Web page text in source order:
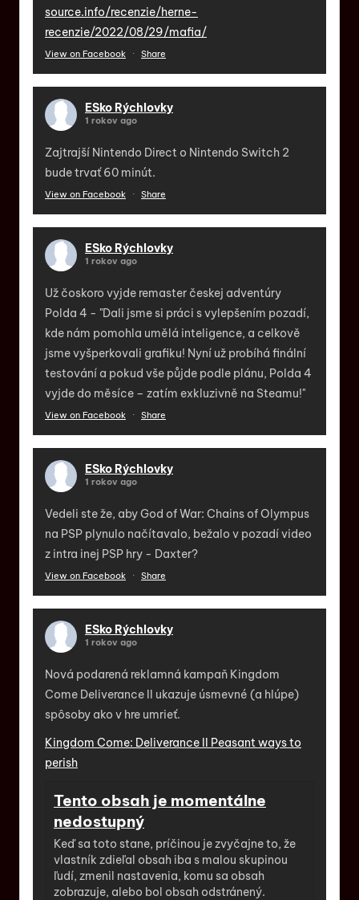
source.info/recenzie/herne-
recenzie/2022/08/29/mafia/
View on Facebook · Share
ESko Rýchlovky
1 rokov ago
Zajtrajší Nintendo Direct o Nintendo Switch 2
bude trvať 60 minút.
View on Facebook · Share
ESko Rýchlovky
1 rokov ago
Už čoskoro vyjde remaster českej adventúry
Polda 4 - "Dali jsme si práci s vylepšením pozadí,
kde nám pomohla umělá inteligence, a celkově
jsme vyšperkovali grafiku! Nyní už probíhá finální
testování a pokud vše půjde podle plánu, Polda 4
vyjde do měsíce – zatím exkluzivně na Steamu!"
View on Facebook · Share
ESko Rýchlovky
1 rokov ago
Vedeli ste že, aby God of War: Chains of Olympus
na PSP plynulo načítavalo, bežalo v pozadí video
z intra inej PSP hry - Daxter?
View on Facebook · Share
ESko Rýchlovky
1 rokov ago
Nová podarená reklamná kampaň Kingdom
Come Deliverance II ukazuje úsmevné (a hlúpe)
spôsoby ako v hre umrieť.
Kingdom Come: Deliverance II Peasant ways to
perish
Tento obsah je momentálne
nedostupný
Keď sa toto stane, príčinou je zvyčajne to, že
vlastník zdieľal obsah iba s malou skupinou
ľudí, zmenil nastavenia, komu sa obsah
zobrazuje, alebo bol obsah odstránený.